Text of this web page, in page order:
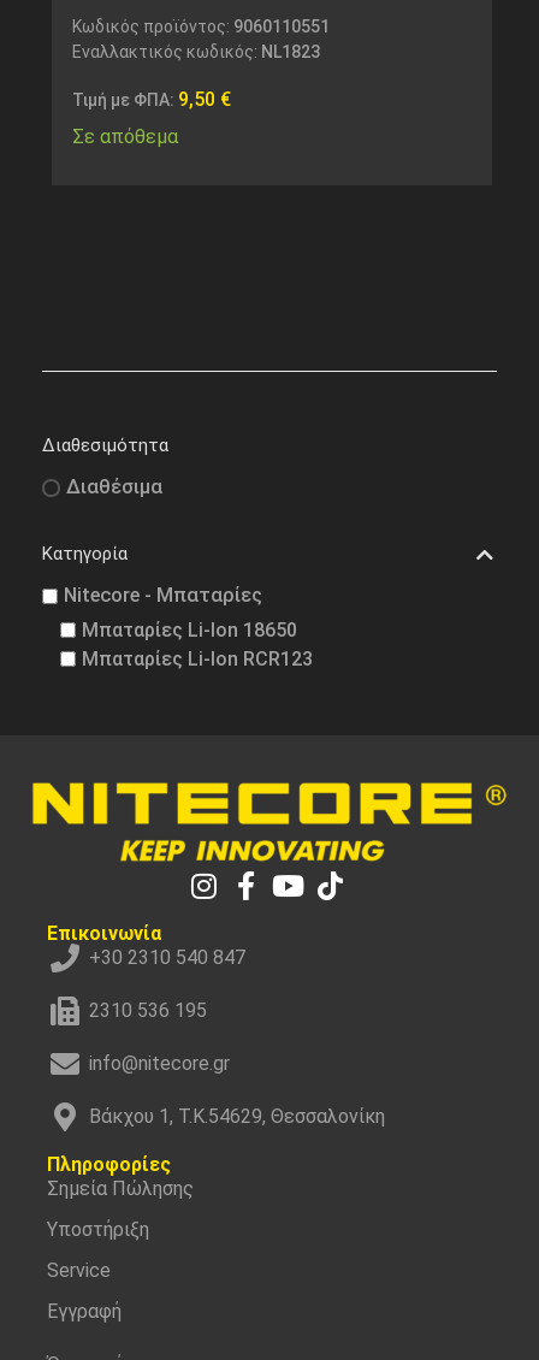
Κωδικός προϊόντος: 9060110551
Εναλλακτικός κωδικός: NL1823
Τιμή με ΦΠΑ: 9,50 €
Σε απόθεμα
Διαθεσιμότητα
Διαθέσιμα
Κατηγορία
Nitecore - Μπαταρίες
Μπαταρίες Li-Ion 18650
Μπαταρίες Li-Ion RCR123
Επικοινωνία
+30 2310 540 847
2310 536 195
info@nitecore.gr
Βάκχου 1, Τ.Κ.54629, Θεσσαλονίκη
Πληροφορίες
Σημεία Πώλησης
Υποστήριξη
Service
Εγγραφή